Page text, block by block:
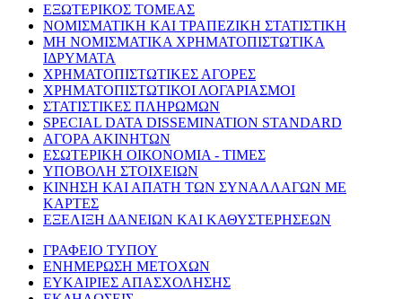
ΕΞΩΤΕΡΙΚΟΣ ΤΟΜΕΑΣ
ΝΟΜΙΣΜΑΤΙΚΗ ΚΑΙ ΤΡΑΠΕΖΙΚΗ ΣΤΑΤΙΣΤΙΚΗ
ΜΗ ΝΟΜΙΣΜΑΤΙΚΑ ΧΡΗΜΑΤΟΠΙΣΤΩΤΙΚΑ
ΙΔΡΥΜΑΤΑ
ΧΡΗΜΑΤΟΠΙΣΤΩΤΙΚΕΣ ΑΓΟΡΕΣ
ΧΡΗΜΑΤΟΠΙΣΤΩΤΙΚΟΙ ΛΟΓΑΡΙΑΣΜΟΙ
ΣΤΑΤΙΣΤΙΚΕΣ ΠΛΗΡΩΜΩΝ
SPECIAL DATA DISSEMINATION STANDARD
ΑΓΟΡΑ ΑΚΙΝΗΤΩΝ
ΕΣΩΤΕΡΙΚΗ ΟΙΚΟΝΟΜΙΑ - ΤΙΜΕΣ
ΥΠΟΒΟΛΗ ΣΤΟΙΧΕΙΩΝ
ΚΙΝΗΣΗ ΚΑΙ ΑΠΑΤΗ ΤΩΝ ΣΥΝΑΛΛΑΓΩΝ ΜΕ
ΚΑΡΤΕΣ
ΕΞΕΛΙΞΗ ΔΑΝΕΙΩΝ ΚΑΙ ΚΑΘΥΣΤΕΡΗΣΕΩΝ
ΓΡΑΦΕΙΟ ΤΥΠΟΥ
ΕΝΗΜΕΡΩΣΗ ΜΕΤΟΧΩΝ
ΕΥΚΑΙΡΙΕΣ ΑΠΑΣΧΟΛΗΣΗΣ